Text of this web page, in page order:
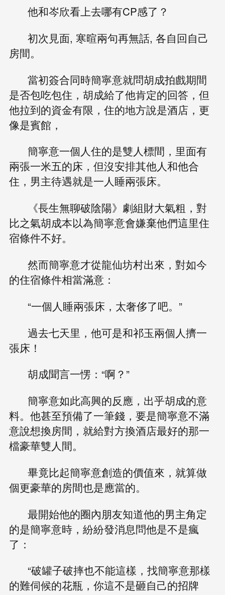
他和岑欣看上去哪有CP感了？
初次見面, 寒暄兩句再無話, 各自回自己
房間。
當初簽合同時簡寧意就問胡成拍戲期間
是否包吃包住，胡成給了他肯定的回答，但
他拉到的資金有限，住的地方說是酒店，更
像是賓館，
簡寧意一個人住的是雙人標間，里面有
兩張一米五的床，但沒安排其他人和他合
住，男主待遇就是一人睡兩張床。
《長生無聊破陰陽》劇組財大氣粗，對
比之氣胡成本以為簡寧意會嫌棄他們這里住
宿條件不好。
然而簡寧意才從龍仙坊村出來，對如今
的住宿條件相當滿意：
“一個人睡兩張床，太奢侈了吧。”
過去七天里，他可是和祁玉兩個人擠一
張床！
胡成聞言一愣：“啊？”
簡寧意如此高興的反應，出乎胡成的意
料。他甚至預備了一筆錢，要是簡寧意不滿
意說想換房間，就給對方換酒店最好的那一
檔豪華雙人間。
畢竟比起簡寧意創造的價值來，就算做
個更豪華的房間也是應當的。
最開始他的圈內朋友知道他的男主角定
的是簡寧意時，紛紛發消息問他是不是瘋
了：
“破罐子破摔也不能這樣，找簡寧意那樣
的難伺候的花瓶，你這不是砸自己的招牌